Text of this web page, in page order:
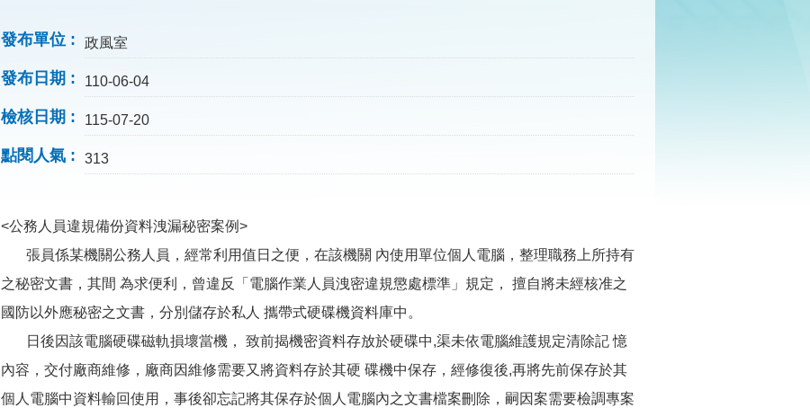
發布單位 政風室
發布日期 110-06-04
檢核日期 115-07-20
點閱人氣 313
<公務人員違規備份資料洩漏秘密案例>
張員係某機關公務人員，經常利用值日之便，在該機關 內使用單位個人電腦，整理職務上所持有
之秘密文書，其間 為求便利，曾違反「電腦作業人員洩密違規懲處標準」規定， 擅自將未經核准之
國防以外應秘密之文書，分別儲存於私人 攜帶式硬碟機資料庫中。
日後因該電腦硬碟磁軌損壞當機， 致前揭機密資料存放於硬碟中,渠未依電腦維護規定清除記 憶
內容，交付廠商維修，廠商因維修需要又將資料存於其硬 碟機中保存，經修復後,再將先前保存於其
個人電腦中資料輸回使用，事後卻忘記將其保存於個人電腦內之文書檔案刪除，嗣因案需要檢調專案